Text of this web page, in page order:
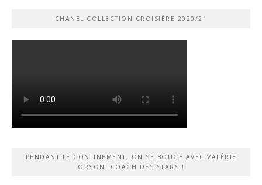
CHANEL COLLECTION CROISIÈRE 2020/21
PENDANT LE CONFINEMENT, ON SE BOUGE AVEC VALÉRIE
ORSONI COACH DES STARS !